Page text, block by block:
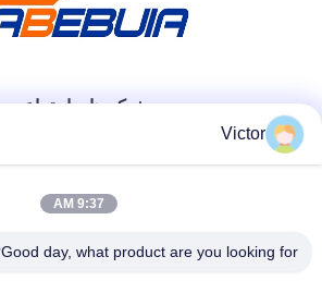
شبکه های اجتماعی
تماس سریع
تلفن
Victor
9:37 AM
Good day, what product are you looking for?